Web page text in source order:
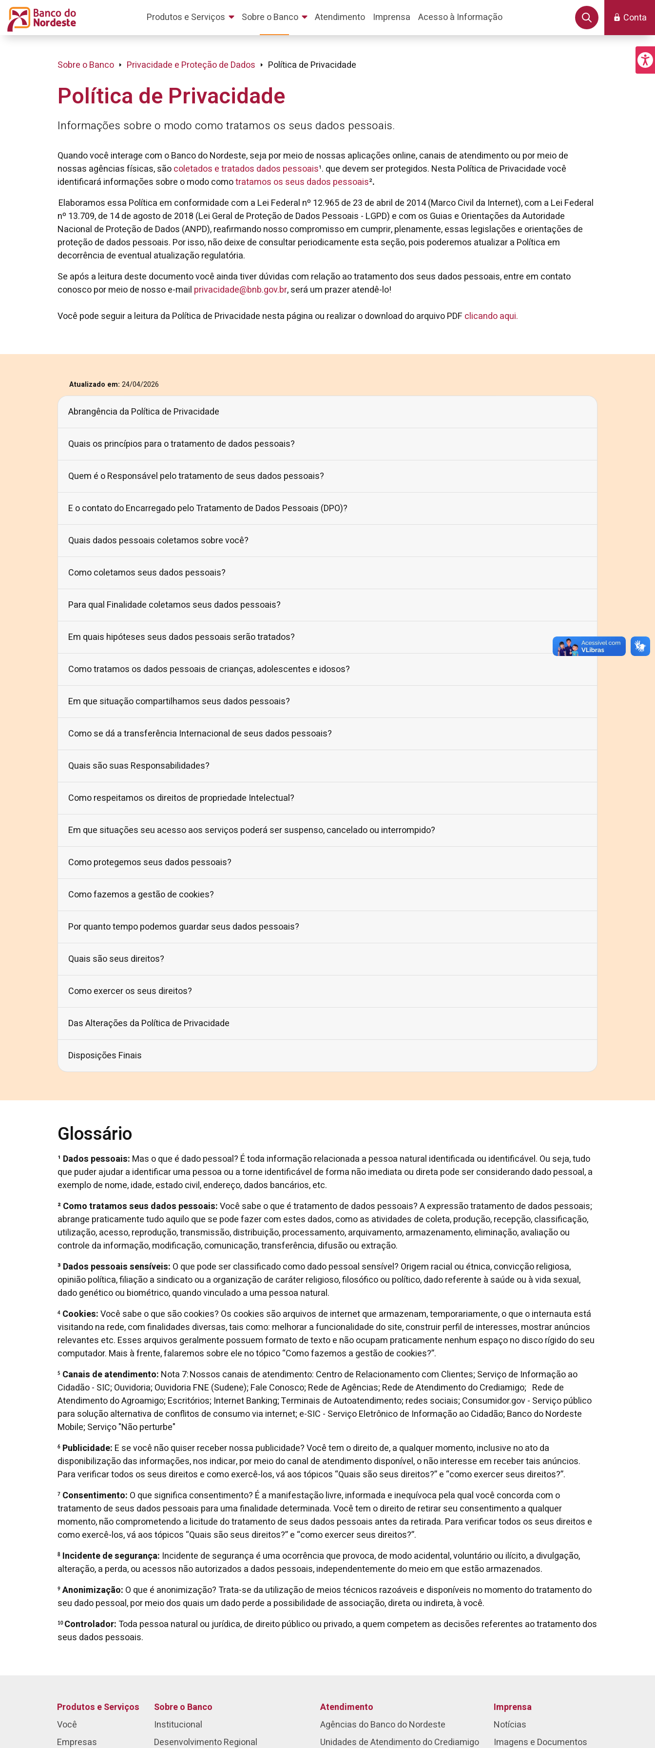
Conta
Produtos e Serviços Sobre o Banco Atendimento Imprensa Acesso à Informação
Sobre o Banco Privacidade e Proteção de Dados Política de Privacidade
Política de Privacidade
Informações sobre o modo como tratamos os seus dados pessoais.
Quando você interage com o Banco do Nordeste, seja por meio de nossas aplicações online, canais de atendimento ou por meio de
nossas agências físicas, sãocoletados e tratados dados pessoais¹. que devem ser protegidos. Nesta Política de Privacidade você
identificará informações sobre o modo comotratamos os seus dados pessoais².
Elaboramos essa Política em conformidade com a Lei Federal nº 12.965 de 23 de abril de 2014 (Marco Civil da Internet), com a Lei Federal
nº 13.709, de 14 de agosto de 2018 (Lei Geral de Proteção de Dados Pessoais - LGPD) e com os Guias e Orientações da Autoridade
Nacional de Proteção de Dados (ANPD), reafirmando nosso compromisso em cumprir, plenamente, essas legislações e orientações de
proteção de dados pessoais. Por isso, não deixe de consultar periodicamente esta seção, pois poderemos atualizar a Política em
decorrência de eventual atualização regulatória.
Se após a leitura deste documento você ainda tiver dúvidas com relação ao tratamento dos seus dados pessoais, entre em contato
conosco por meio de nosso e-mail privacidade@bnb.gov.br, será um prazer atendê-lo!
Você pode seguir a leitura da Política de Privacidade nesta página ou realizar o download do arquivo PDF clicando aqui.
Atualizado em: 24/04/2026
Abrangência da Política de Privacidade
Quais os princípios para o tratamento de dados pessoais?
Quem é o Responsável pelo tratamento de seus dados pessoais?
E o contato do Encarregado pelo Tratamento de Dados Pessoais (DPO)?
Quais dados pessoais coletamos sobre você?
Como coletamos seus dados pessoais?
Para qual Finalidade coletamos seus dados pessoais?
Em quais hipóteses seus dados pessoais serão tratados?
Como tratamos os dados pessoais de crianças, adolescentes e idosos?
Em que situação compartilhamos seus dados pessoais?
Como se dá a transferência Internacional de seus dados pessoais?
Quais são suas Responsabilidades?
Como respeitamos os direitos de propriedade Intelectual?
Em que situações seu acesso aos serviços poderá ser suspenso, cancelado ou interrompido?
Como protegemos seus dados pessoais?
Como fazemos a gestão de cookies?
Por quanto tempo podemos guardar seus dados pessoais?
Quais são seus direitos?
Como exercer os seus direitos?
Das Alterações da Política de Privacidade
Disposições Finais
Glossário
¹ Dados pessoais: Mas o que é dado pessoal? É toda informação relacionada a pessoa natural identificada ou identificável. Ou seja, tudo
que puder ajudar a identificar uma pessoa ou a torne identificável de forma não imediata ou direta pode ser considerando dado pessoal, a
exemplo de nome, idade, estado civil, endereço, dados bancários, etc.
² Como tratamos seus dados pessoais:Você sabe o que é tratamento de dados pessoais? A expressão tratamento de dados pessoais;
abrange praticamente tudo aquilo que se pode fazer com estes dados, como as atividades de coleta, produção, recepção, classificação,
utilização, acesso, reprodução, transmissão, distribuição, processamento, arquivamento, armazenamento, eliminação, avaliação ou
controle da informação, modificação, comunicação, transferência, difusão ou extração.
³ Dados pessoais sensíveis: O que pode ser classificado como dado pessoal sensível? Origem racial ou étnica, convicção religiosa,
opinião política, filiação a sindicato ou a organização de caráter religioso, filosófico ou político, dado referente à saúde ou à vida sexual,
dado genético ou biométrico, quando vinculado a uma pessoa natural.
4 Cookies:Você sabe o que são cookies? Os cookies são arquivos de internet que armazenam, temporariamente, o que o internauta está
visitando na rede, com finalidades diversas, tais como: melhorar a funcionalidade do site, construir perfil de interesses, mostrar anúncios
relevantes etc. Esses arquivos geralmente possuem formato de texto e não ocupam praticamente nenhum espaço no disco rígido do seu
computador. Mais à frente, falaremos sobre ele no tópico “Como fazemos a gestão de cookies?”.
5 Canais de atendimento: Nota 7: Nossos canais de atendimento: Centro de Relacionamento com Clientes; Serviço de Informação ao
Cidadão - SIC; Ouvidoria; Ouvidoria FNE (Sudene); Fale Conosco; Rede de Agências; Rede de Atendimento do Crediamigo; Rede de
Atendimento do Agroamigo; Escritórios; Internet Banking; Terminais de Autoatendimento; redes sociais; Consumidor.gov - Serviço público
para solução alternativa de conflitos de consumo via internet; e-SIC - Serviço Eletrônico de Informação ao Cidadão; Banco do Nordeste
Mobile; Serviço "Não perturbe"
6 Publicidade: E se você não quiser receber nossa publicidade? Você tem o direito de, a qualquer momento, inclusive no ato da
disponibilização das informações, nos indicar, por meio do canal de atendimento disponível, o não interesse em receber tais anúncios.
Para verificar todos os seus direitos e como exercê-los, vá aos tópicos “Quais são seus direitos?” e “como exercer seus direitos?”.
7 Consentimento: O que significa consentimento? É a manifestação livre, informada e inequívoca pela qual você concorda com o
tratamento de seus dados pessoais para uma finalidade determinada. Você tem o direito de retirar seu consentimento a qualquer
momento, não comprometendo a licitude do tratamento de seus dados pessoais antes da retirada. Para verificar todos os seus direitos e
como exercê-los, vá aos tópicos “Quais são seus direitos?” e “como exercer seus direitos?”.
8 Incidente de segurança: Incidente de segurança é uma ocorrência que provoca, de modo acidental, voluntário ou ilícito, a divulgação,
alteração, a perda, ou acessos não autorizados a dados pessoais, independentemente do meio em que estão armazenados.
9 Anonimização: O que é anonimização? Trata-se da utilização de meios técnicos razoáveis e disponíveis no momento do tratamento do
seu dado pessoal, por meio dos quais um dado perde a possibilidade de associação, direta ou indireta, à você.
10 Controlador: Toda pessoa natural ou jurídica, de direito público ou privado, a quem competem as decisões referentes ao tratamento dos
seus dados pessoais.
Produtos e Serviços
Você
Empresas
Sobre o Banco
Institucional
Desenvolvimento Regional
Atendimento
Agências do Banco do Nordeste
Unidades de Atendimento do Crediamigo
Imprensa
Notícias
Imagens e Documentos